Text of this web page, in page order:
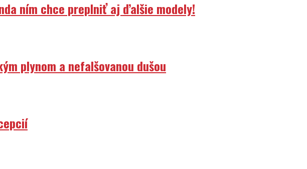
ním chce preplniť aj ďalšie modely!
plynom a nefalšovanou dušou